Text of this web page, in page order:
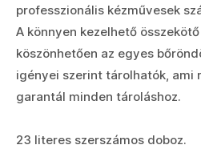
professzionális kézművesek
A könnyen kezelhető
köszönhetően az egyes
igényei szerint tárolhatók, ami
garantál minden tároláshoz.
23 literes szerszámos doboz.